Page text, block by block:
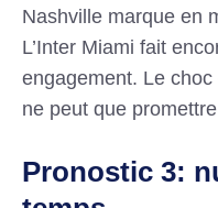
Nashville marque en
L’Inter Miami fait
engagement. Le
ne peut que
Pronostic 3: